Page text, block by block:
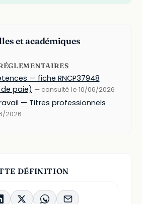
et académiques
— fiche RNCP37948
paie) — consulté le 10/06/2026
— Titres professionnels —
2026
DÉFINITION